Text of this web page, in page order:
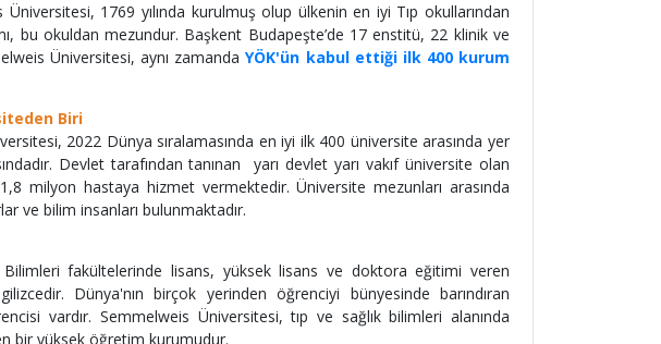
1769 yılında kurulmuş olup ülkenin en iyi Tıp okullarından
bu okuldan mezundur. Başkent Budapeşte’de 17 enstitü, 22 klinik ve
Üniversitesi, aynı zamandaYÖK'ün kabul ettiği ilk 400 kurum
Biri
2022 Dünya sıralamasında en iyi ilk 400 üniversite arasında yer
Devlet tarafından tanınan yarı devlet yarı vakıf üniversite olan
milyon hastaya hizmet vermektedir. Üniversite mezunları arasında
ve bilim insanları bulunmaktadır.
Bilimleri fakültelerinde lisans, yüksek lisans ve doktora eğitimi veren
Dünya'nın birçok yerinden öğrenciyi bünyesinde barındıran
vardır. Semmelweis Üniversitesi, tıp ve sağlık bilimleri alanında
bir yüksek öğretim kurumudur.